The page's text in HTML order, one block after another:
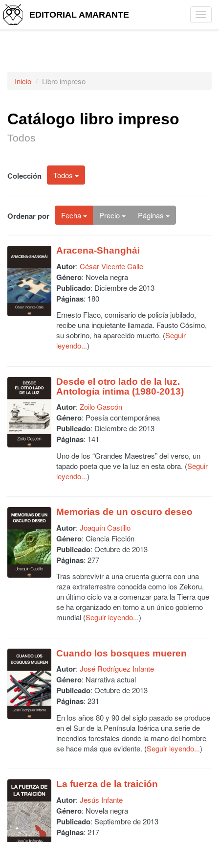
EDITORIAL AMARANTE
Inicio Libro impreso
Catálogo libro impreso
Todos
Colección Todos
Ordenar por Fecha Precio Páginas
Aracena-Shanghái
Autor: César Vicente Calle
Género: Novela negra
Publicado: Diciembre de 2013
Páginas: 180
Ernesto Flaco, comisario de policía jubilado,
recibe una inquietante llamada. Fausto Cósimo,
su sobrino, ha aparecido muerto. (Seguir
leyendo...)
Desde el otro lado de la luz.
Antología íntima (1980-2013)
Autor: Zoilo Gascón
Género: Poesía contemporánea
Publicado: Diciembre de 2013
Páginas: 141
Uno de los “Grandes Maestres” del verso, un
tapado poeta que ve la luz en esta obra. (Seguir
leyendo...)
Memorias de un oscuro deseo
Autor: Joaquín Castillo
Género: Ciencia Ficción
Publicado: Octubre de 2013
Páginas: 277
Tras sobrevivir a una cruenta guerra con una
raza extraterrestre conocida como los Zekoru,
un último ciclo va a comenzar para la Tierra que
se ha organizado en torno a un único gobierno
mundial (Seguir leyendo...)
Cuando los bosques mueren
Autor: José Rodríguez Infante
Género: Narrativa actual
Publicado: Octubre de 2013
Páginas: 231
En los años 80 y 90 del siglo pasado se produce
en el Sur de la Península Ibérica una serie de
incendios forestales donde la mano del hombre
se hace más que evidente. (Seguir leyendo...)
La fuerza de la traición
Autor: Jesús Infante
Género: Novela negra
Publicado: Septiembre de 2013
Páginas: 217